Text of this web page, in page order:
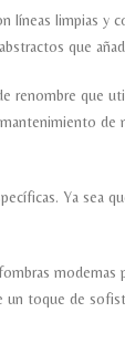
líneas limpias y
que
renombre que
Ya sea
modernas
toque de